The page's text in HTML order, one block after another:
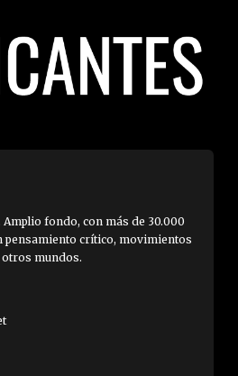
fondo, con más de 30.000
pensamiento crítico, movimientos
mundos.